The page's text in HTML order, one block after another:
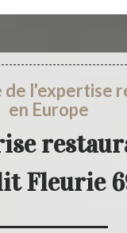
de l'expertise
en Europe
Fleurie